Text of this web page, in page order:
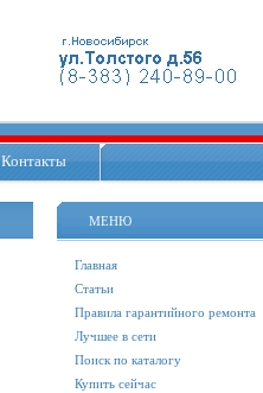
Контакты
МЕНЮ
Главная
Статьи
Правила гарантийного ремонта
Лучшее в сети
Поиск по каталогу
Купить сейчас